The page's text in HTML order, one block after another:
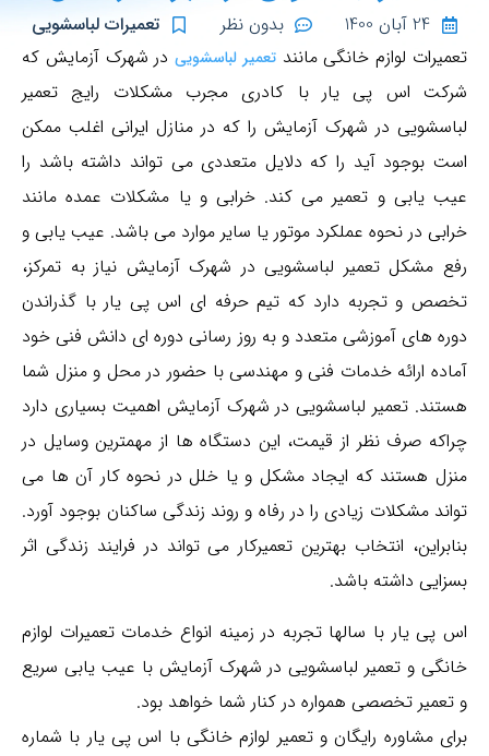
24 آبان 1400 بدون نظر
تعمیرات لباسشویی
تعمیرات لوازم خانگی مانندتعمیر لباسشوییدر شهرک آزمایش که
شرکت اس پی یار با کادری مجرب مشکلات رایج تعمیر
لباسشویی در شهرک آزمایش را که در منازل ایرانی اغلب ممکن
است بوجود آید را که دلایل متعددی می تواند داشته باشد را
عیب یابی و تعمیر می کند. خرابی و یا مشکلات عمده مانند
خرابی در نحوه عملکرد موتور یا سایر موارد می باشد. عیب یابی و
رفع مشکل تعمیر لباسشویی در شهرک آزمایش نیاز به تمرکز،
تخصص و تجربه دارد که تیم حرفه ای اس پی یار با گذراندن
دوره های آموزشی متعدد و به روز رسانی دوره ای دانش فنی خود
آماده ارائه خدمات فنی و مهندسی با حضور در محل و منزل شما
هستند. تعمیر لباسشویی در شهرک آزمایش اهمیت بسیاری دارد
چراکه صرف نظر از قیمت، این دستگاه ها از مهمترین وسایل در
منزل هستند که ایجاد مشکل و یا خلل در نحوه کار آن ها می
تواند مشکلات زیادی را در رفاه و روند زندگی ساکنان بوجود آورد.
بنابراین، انتخاب بهترین تعمیرکار می تواند در فرایند زندگی اثر
بسزایی داشته باشد.
فروش قطعات بصورت آنلاین
تعمیر ، سرویس و نصب با کادری مجرب و آموزش دیده
ما بهترین در کار خود هستیم و تضمین می دهیم در اسرع وقت و
کترین هزینه به شما خدمت رسانی کنیم.
اس پی یار با سالها تجربه در زمینه انواع خدمات تعمیرات لوازم
خانگی و تعمیر لباسشویی در شهرک آزمایش با عیب یابی سریع
و تعمیر تخصصی همواره در کنار شما خواهد بود.
برای مشاوره رایگان و تعمیر لوازم خانگی با اس پی یار با شماره